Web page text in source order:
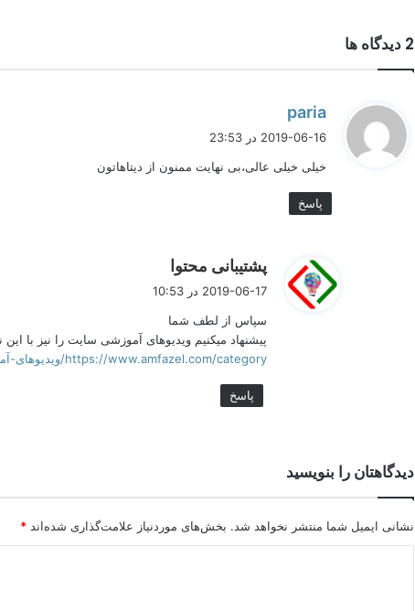
‫2 دیدگاه ها
paria
:
2019-06-16 در 23:53
خیلی خیلی عالی،بی نهایت ممنون از دیتاهاتون
پاسخ
پشتیبانی محتوا
:
2019-06-17 در 10:53
سپاس از لطف شما
پیشنهاد میکنیم ویدیوهای آموزشی سایت را نیز با
https://www.amfazel.com/category/ویدیوهای-آموزشی/
پاسخ
دیدگاهتان را بنویسید
نشانی ایمیل شما منتشر نخواهد شد. بخش‌های موردنیاز علامت‌گذاری شده‌اند *